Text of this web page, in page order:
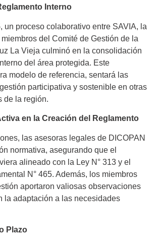
Interno
un proceso colaborativo entre SAVIA, la
del Comité de Gestión de la
La Vieja culminó en la consolidación
del área protegida. Este
modelo de referencia, sentará las
participativa y sostenible en otras
de la región.
en la Creación del Reglamento
las asesoras legales de DICOPAN
normativa, asegurando que el
alineado con la Ley N° 313 y el
N° 465. Además, los miembros
aportaron valiosas observaciones
la adaptación a las necesidades
Plazo